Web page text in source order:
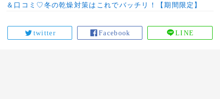
＆口コミ♡冬の乾燥対策はこれでバッチリ！【期間限定】
twitter Facebook LINE